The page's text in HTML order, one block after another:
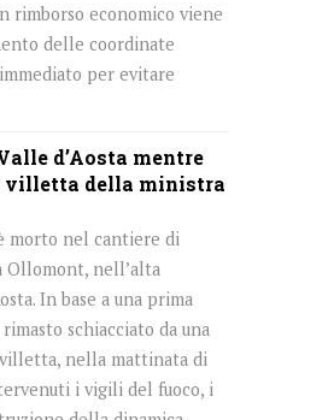
rimborso economico viene
delle coordinate
per evitare
d’Aosta mentre
villetta della ministra
morto nel cantiere di
Ollomont, nell’alta
In base a una prima
schiacciato da una
nella mattinata di
i vigili del fuoco, i